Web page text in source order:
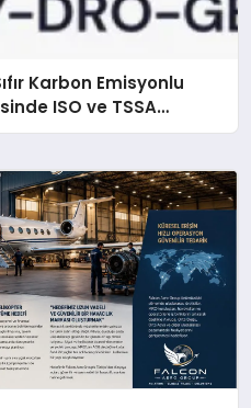
Karbon Emisyonlu
ISO ve TSSA